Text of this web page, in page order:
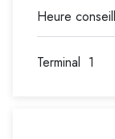
Terminal 1